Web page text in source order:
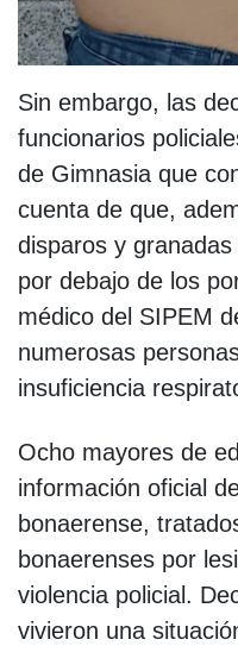
Sin embargo, las
funcionarios
de Gimnasia que
cuenta de que,
disparos y
por debajo de los
médico del SIPEM
numerosas
insuficiencia
Ocho mayores de
información oficial
bonaerense,
bonaerenses por
violencia policial.
vivieron una